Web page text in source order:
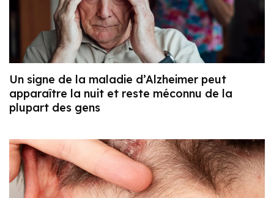
Un signe de la maladie d’Alzheimer peut
apparaître la nuit et reste méconnu de la
plupart des gens